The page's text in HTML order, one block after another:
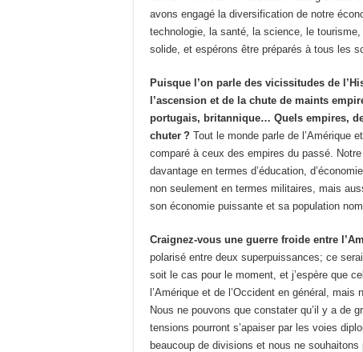
avons engagé la diversification de notre
technologie, la santé, la science, le
solide, et espérons être préparés à tous les
Puisque l’on parle des vicissitudes de
l’ascension et de la chute de maints
portugais, britannique… Quels empires,
chuter ? Tout le monde parle de l’Amérique
comparé à ceux des empires du passé.
davantage en termes d’éducation,
non seulement en termes militaires, mais
son économie puissante et sa population
Craignez-vous une guerre froide entre
polarisé entre deux superpuissances; ce
soit le cas pour le moment, et j’espère que
l’Amérique et de l’Occident en général,
Nous ne pouvons que constater qu’il y a de
tensions pourront s’apaiser par les voies
beaucoup de divisions et nous ne souhaitons